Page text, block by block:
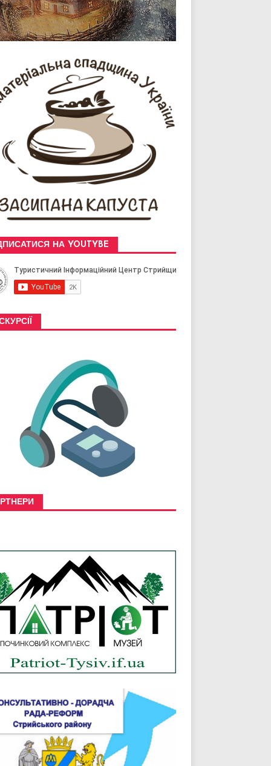
НА YOUTYBE